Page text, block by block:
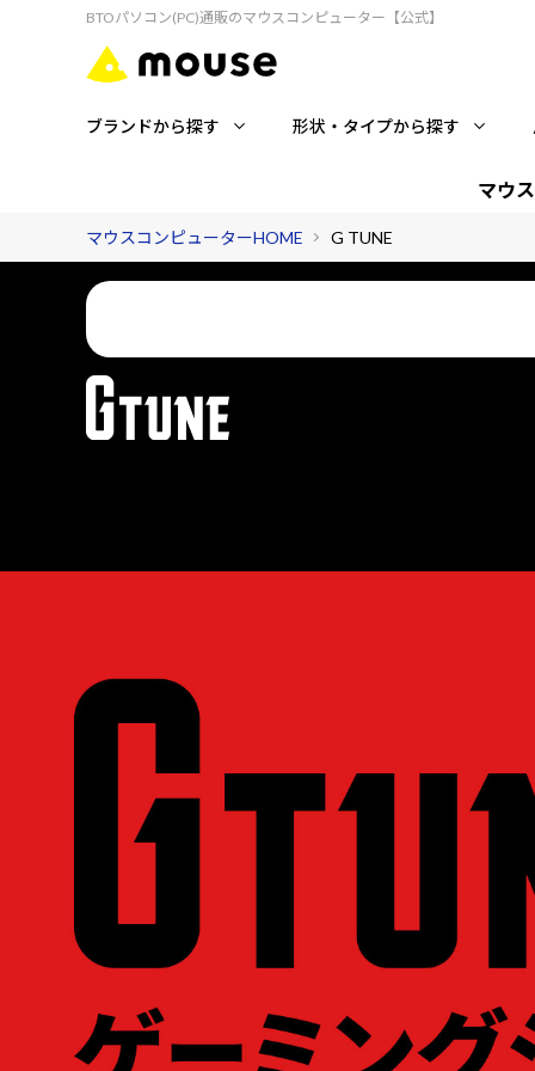
BTOパソコン(PC)通販のマウスコンピューター【公式】
ブランドから探す 形状・タイプから探す
マウ
マウスコンピューターHOME G TUNE